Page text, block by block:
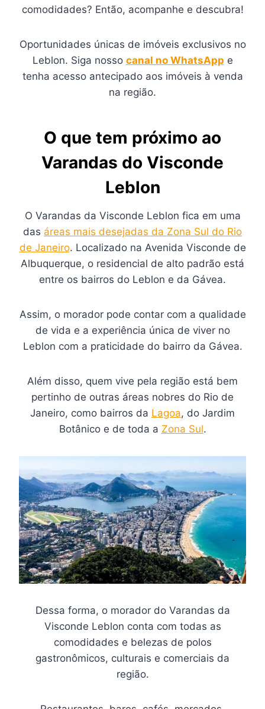
comodidades? Então, acompanhe e descubra!
Oportunidades únicas de imóveis exclusivos no
Leblon. Siga nosso canal no WhatsApp e
tenha acesso antecipado aos imóveis à venda
na região.
O que tem próximo ao
Varandas do Visconde
Leblon
O Varandas da Visconde Leblon fica em uma
das áreas mais desejadas da Zona Sul do Rio
de Janeiro. Localizado na Avenida Visconde de
Albuquerque, o residencial de alto padrão está
entre os bairros do Leblon e da Gávea.
Assim, o morador pode contar com a qualidade
de vida e a experiência única de viver no
Leblon com a praticidade do bairro da Gávea.
Além disso, quem vive pela região está bem
pertinho de outras áreas nobres do Rio de
Janeiro, como bairros da Lagoa, do Jardim
Botânico e de toda a Zona Sul.
Dessa forma, o morador do Varandas da
Visconde Leblon conta com todas as
comodidades e belezas de polos
gastronômicos, culturais e comerciais da
região.